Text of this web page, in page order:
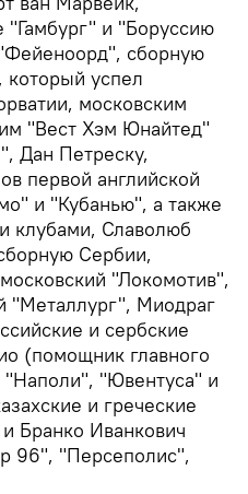
и "Боруссию
сборную
который успел
московским
"Вест Хэм Юнайтед"
Дан Петреску,
первой английской
и "Кубанью", а также
клубами, Славолюб
Сербии,
"Локомотив",
"Металлург", Миодраг
и сербские
(помощник главного
"Наполи", "Ювентуса" и
и греческие
Бранко Иванкович
96", "Персеполис",